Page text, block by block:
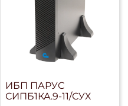
ИБП ПАРУС
СИПБ1КА.9-11/СУХ